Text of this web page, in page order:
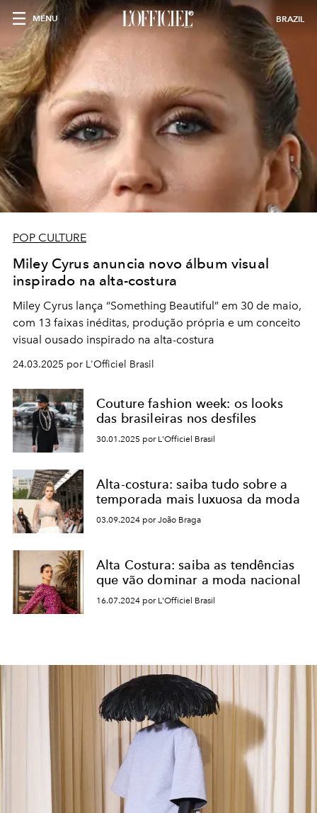
MENU BRAZIL
POP CULTURE
Miley Cyrus anuncia novo álbum visual
inspirado na alta-costura
Miley Cyrus lança “Something Beautiful” em 30 de maio,
com 13 faixas inéditas, produção própria e um conceito
visual ousado inspirado na alta-costura
24.03.2025 por L'Officiel Brasil
Couture fashion week: os looks
das brasileiras nos desfiles
30.01.2025 por L'Officiel Brasil
Alta-costura: saiba tudo sobre a
temporada mais luxuosa da moda
03.09.2024 por João Braga
Alta Costura: saiba as tendências
que vão dominar a moda nacional
16.07.2024 por L'Officiel Brasil